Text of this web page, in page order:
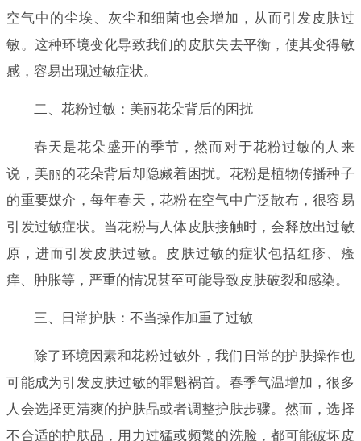
空气中的尘埃、灰尘和细菌也会增加，从而引发皮肤过
敏。这种环境变化导致我们的皮肤失去平衡，使其变得敏
感，容易出现过敏症状。
二、花粉过敏：美丽花朵背后的困扰
春天是花朵盛开的季节，然而对于花粉过敏的人来
说，美丽的花朵背后却隐藏着困扰。花粉是植物传播种子
的重要媒介，每年春天，花粉在空气中广泛散布，很容易
引发过敏症状。当花粉与人体皮肤接触时，会释放出过敏
原，进而引发皮肤过敏。皮肤过敏的症状包括红疹、瘙
痒、肿胀等，严重的情况甚至可能导致皮肤破裂和感染。
三、日常护肤：不当操作加重了过敏
除了环境因素和花粉过敏外，我们日常的护肤操作也
可能成为引发皮肤过敏的罪魁祸首。春季气温增加，很多
人会选择更清爽的护肤品或者调整护肤步骤。然而，选择
不合适的护肤品，用力过猛或频繁的洗脸，都可能破坏皮